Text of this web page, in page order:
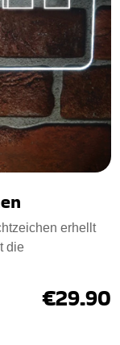
erhellt
die
€29.90